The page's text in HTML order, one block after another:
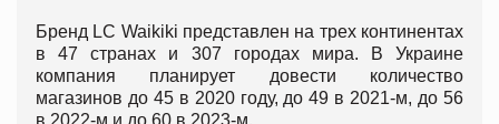
Бренд LC Waikiki представлен на трех континентах
в 47 странах и 307 городах мира. В Украине
компания планирует довести количество
магазинов до 45 в 2020 году, до 49 в 2021-м, до 56
в 2022-м и до 60 в 2023-м.